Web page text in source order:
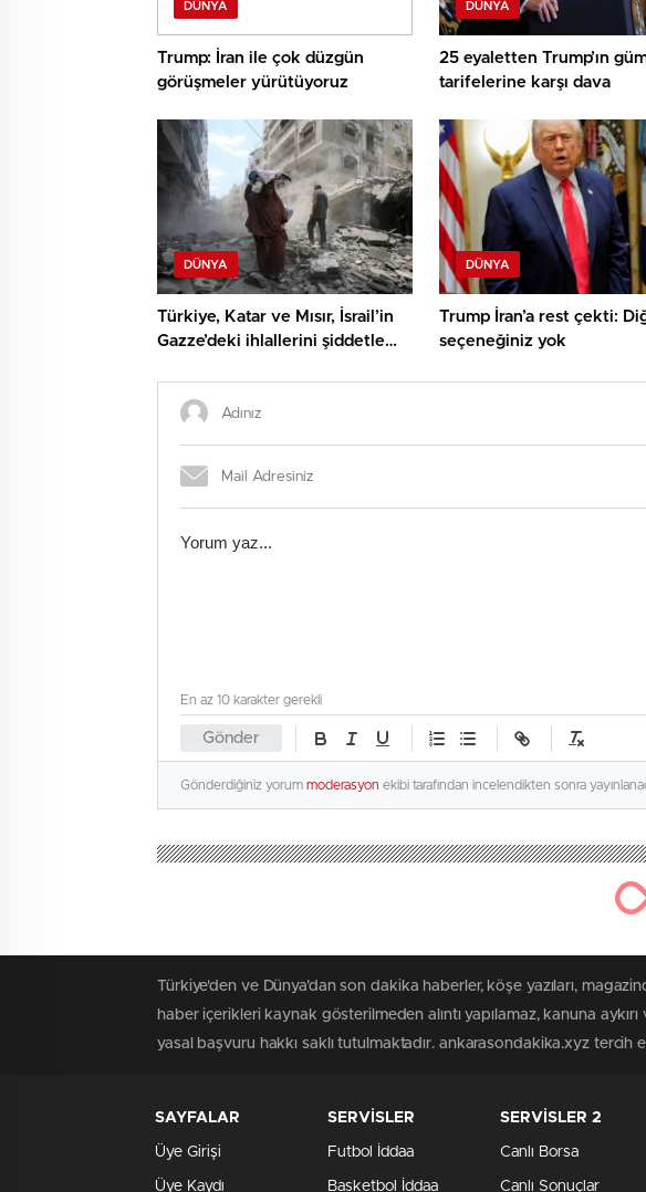
DÜNYA
Trump: İran ile çok düzgün
görüşmeler yürütüyoruz
DÜNYA
25 eyaletten Trump’ın
tarifelerine karşı dava
DÜNYA
Türkiye, Katar ve Mısır, İsrail’in
Gazze’deki ihlallerini şiddetle
DÜNYA
Trump İran’a rest çekti:
seçeneğiniz yok
Gönder
En az 10 karakter gerekli
Gönderdiğiniz yorum moderasyon ekibi tarafından incelendikten sonra
Türkiye'den ve Dünya’dan son dakika haberler, köşe yazıları,
haber içerikleri kaynak gösterilmeden alıntı yapılamaz, kanuna
yasal başvuru hakkı saklı tutulmaktadır. ankarasondakika.xyz tercih
SAYFALAR
Üye Girişi
Üye Kaydı
SERVİSLER
Futbol İddaa
Basketbol İddaa
SERVİSLER 2
Canlı Borsa
Canlı Sonuçlar